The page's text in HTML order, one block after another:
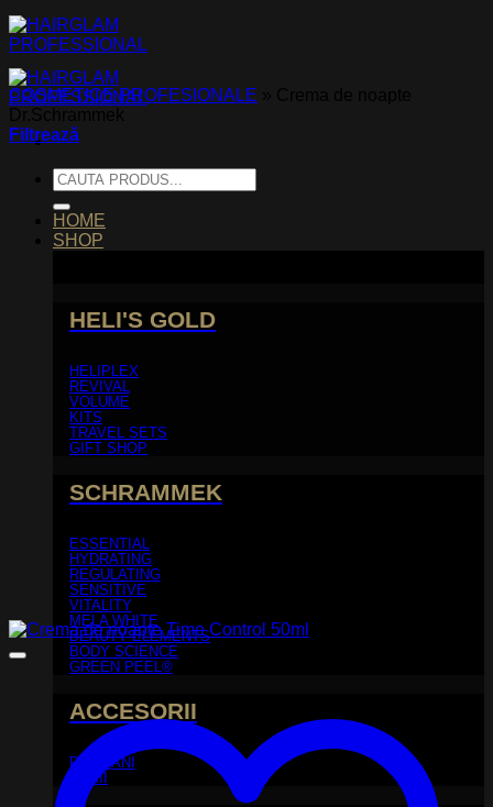
Skip
to
content
Caută
după:
HOME
SHOP
HELI'S GOLD
HELIPLEX
REVIVAL
VOLUME
KITS
TRAVEL SETS
GIFT SHOP
SCHRAMMEK
ESSENTIAL
HYDRATING
REGULATING
SENSITIVE
VITALITY
MELA WHITE
BEAUTY ELEMENTS
BODY SCIENCE
GREEN PEEL®
ACCESORII
PIEPTANI
PERII
COSMETICE PROFESIONALE
Filtrează